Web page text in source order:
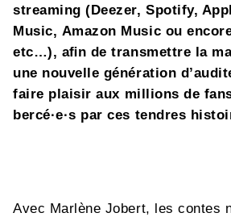
streaming (Deezer, Spotify,
Music, Amazon Music ou
etc…), aﬁn de transmettre la
une nouvelle génération
faire plaisir aux millions de
bercé·e·s par ces tendres
Avec Marlène Jobert, les contes